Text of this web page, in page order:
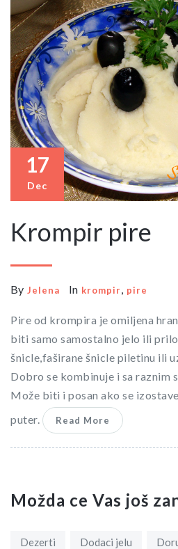
17
Dec
Krompir pire
By Jelena In krompir, pire
Pire od krompira je omiljena
biti samo samostalno jelo ili
šnicle,faširane šnicle piletinu ili
Dobro se kombinuje i sa raznim
Može biti i posan ako se
puter.
Read More
Možda ce Vas još
Dezerti Dodaci jelu